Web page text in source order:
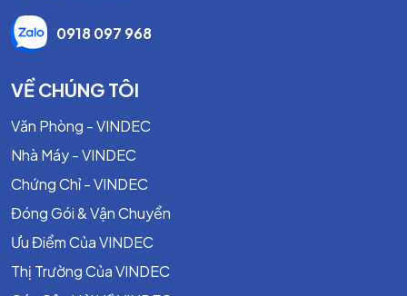
0918 097 968
VỀ CHÚNG TÔI
Văn Phòng - VINDEC
Nhà Máy - VINDEC
Chứng Chỉ - VINDEC
Đóng Gói & Vận Chuyển
Ưu Điểm Của VINDEC
Thị Trường Của VINDEC